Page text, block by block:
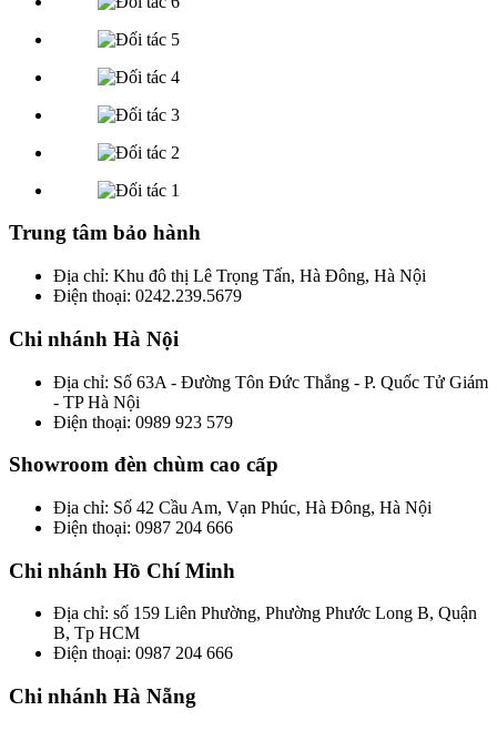
Trung tâm bảo hành
Địa chỉ: Khu đô thị Lê Trọng Tấn, Hà Đông, Hà Nội
Điện thoại: 0242.239.5679
Chi nhánh Hà Nội
Địa chỉ: Số 63A - Đường Tôn Đức Thắng - P. Quốc Tử Giám
- TP Hà Nội
Điện thoại: 0989 923 579
Showroom đèn chùm cao cấp
Địa chỉ: Số 42 Cầu Am, Vạn Phúc, Hà Đông, Hà Nội
Điện thoại: 0987 204 666
Chi nhánh Hồ Chí Minh
Địa chỉ: số 159 Liên Phường, Phường Phước Long B, Quận
B, Tp HCM
Điện thoại: 0987 204 666
Chi nhánh Hà Nẵng